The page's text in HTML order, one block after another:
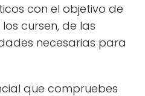
con el objetivo de
cursen, de las
necesarias para
que compruebes